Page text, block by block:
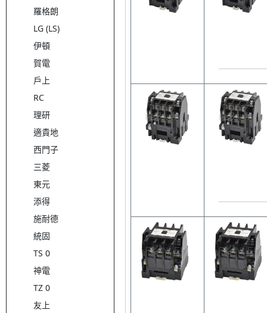
羅格朗
LG (LS)
伊頓
賀電
戶上
RC
理研
適貴地
西門子
三菱
東元
添得
施耐德
統固
TS 0
神電
TZ 0
友上